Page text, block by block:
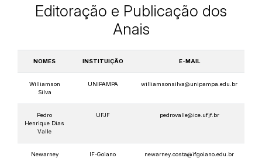
Editoração e Publicação dos
Anais
NOMES INSTITUIÇÃO E-MAIL
Williamson
Silva
UNIPAMPA williamsonsilva@unipampa.edu.br
Pedro
Henrique Dias
Valle
UFJF pedrovalle@ice.ufjf.br
Newarney
IF-Goiano newarney.costa@ifgoiano.edu.br